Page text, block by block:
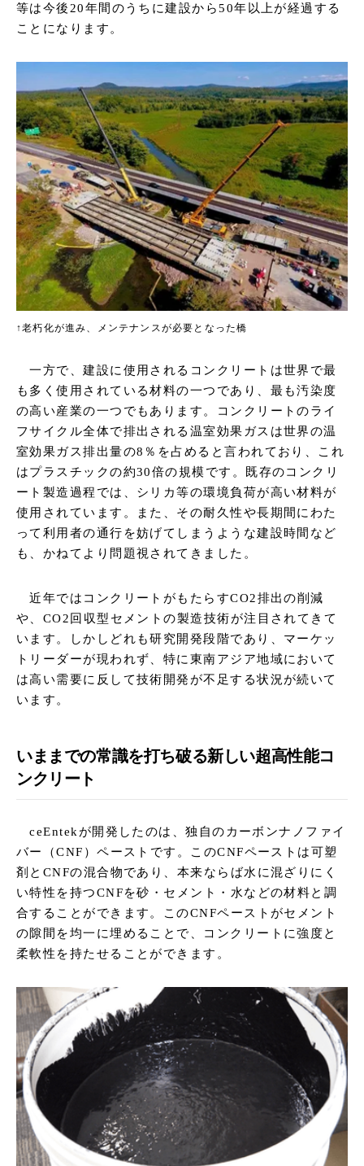
等は今後20年間のうちに建設から50年以上が経過する
ことになります。
↑老朽化が進み、メンテナンスが必要となった橋
一方で、建設に使用されるコンクリートは世界で最
も多く使用されている材料の一つであり、最も汚染度
の高い産業の一つでもあります。コンクリートのライ
フサイクル全体で排出される温室効果ガスは世界の温
室効果ガス排出量の8％を占めると言われており、これ
はプラスチックの約30倍の規模です。既存のコンクリ
ート製造過程では、シリカ等の環境負荷が高い材料が
使用されています。また、その耐久性や長期間にわた
って利用者の通行を妨げてしまうような建設時間など
も、かねてより問題視されてきました。
近年ではコンクリートがもたらすCO2排出の削減
や、CO2回収型セメントの製造技術が注目されてきて
います。しかしどれも研究開発段階であり、マーケッ
トリーダーが現われず、特に東南アジア地域において
は高い需要に反して技術開発が不足する状況が続いて
います。
いままでの常識を打ち破る新しい超高性能コ
ンクリート
ceEntekが開発したのは、独自のカーボンナノファイ
バー（CNF）ペーストです。このCNFペーストは可塑
剤とCNFの混合物であり、本来ならば水に混ざりにく
い特性を持つCNFを砂・セメント・水などの材料と調
合することができます。このCNFペーストがセメント
の隙間を均一に埋めることで、コンクリートに強度と
柔軟性を持たせることができます。